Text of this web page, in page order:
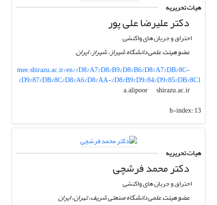
هیات تحریریه
دکتر علیرضا علی پور
احتراق و جریان های واکنشی
عضو هیئت علمی دانشگاه شیراز، شیراز، ایران
mee.shirazu.ac.ir/en/%D8%A7%D8%B9%D8%B6%D8%A7%DB%8C-
%D9%87%DB%8C%D8%A6%D8%AA-%D8%B9%D9%84%D9%85%DB%8C1
a.alipoor
shirazu.ac.ir
h-index:13
هیات تحریریه
دکتر محمد فرشچی
احتراق و جریان های واکنشی
عضو هیئت علمی دانشگاه صنعتی شریف، تهران، ایران